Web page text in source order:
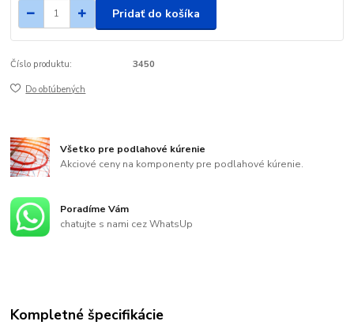
Pridať do košíka
Číslo produktu: 3450
Do obľúbených
Všetko pre podlahové kúrenie
Akciové ceny na komponenty pre podlahové kúrenie.
Poradíme Vám
chatujte s nami cez WhatsUp
Kompletné špecifikácie